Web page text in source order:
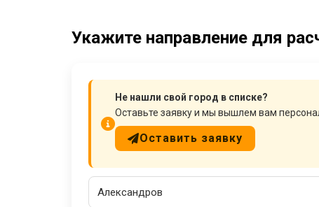
Укажите направление для
Не нашли свой город в списке?
Оставьте заявку и мы вышлем вам
Оставить заявку